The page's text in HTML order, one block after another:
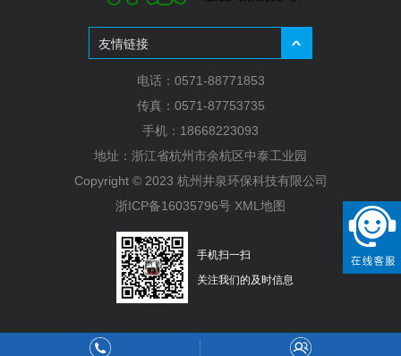
友情链接
电话：0571-88771853
传真：0571-87753735
手机：18668223093
地址：浙江省杭州市余杭区中泰工业园
Copyright © 2023 杭州井泉环保科技有限公司
浙ICP备16035796号 XML地图
手机扫一扫
关注我们的及时信息